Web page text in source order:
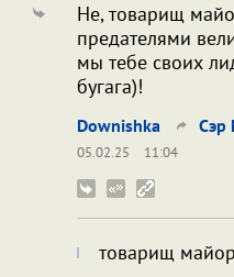
Не, товарищ
предателями
мы тебе своих
бугага)!
Downishka Сэр
05.02.25
11:04
товарищ майор